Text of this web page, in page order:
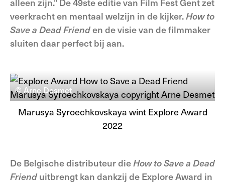
veerkracht en mentaal welzijn in de kijker.How to
Save a Dead Frienden de visie van de filmmaker
sluiten daar perfect bij aan.
© Arne Desmet
Marusya Syroechkovskaya wint Explore Award
2022
De Belgische distributeur dieHow to Save a Dead
Friend uitbrengt kan dankzij de Explore Award in